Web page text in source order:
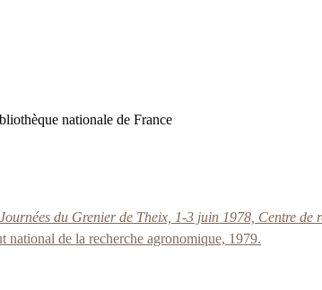
nationale de France
Journées du Grenier de Theix, 1-3 juin 1978, Centre de
national de la recherche agronomique, 1979.